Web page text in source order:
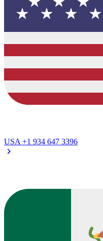
USA +1 934 647 3396